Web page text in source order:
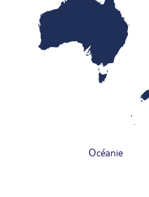
Océanie